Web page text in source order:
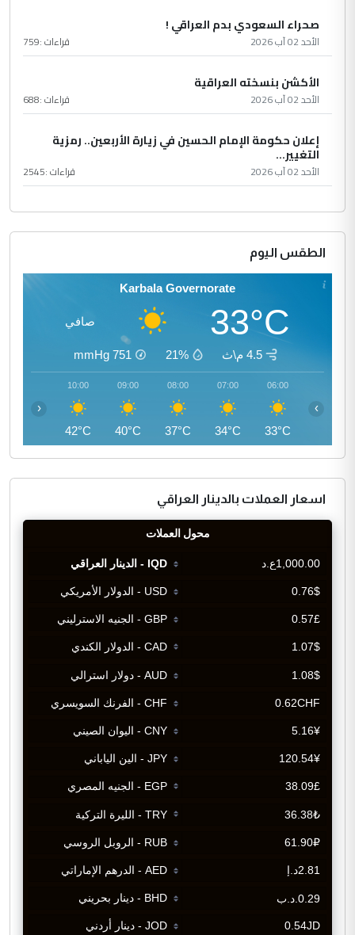
صحراء السعودي بدم العراقي !
الأحد 02 آب 2026 قراءات :759
الأكشن بنسخته العراقية
الأحد 02 آب 2026 قراءات :688
إعلان حكومة الإمام الحسين في زيارة الأربعين.. رمزية
التغيير...
الأحد 02 آب 2026 قراءات :2545
الطقس اليوم
Karbala Governorate
33°C صافي
4.5 م\ث 21%
751
mmHg
06:00
33°C
07:00
34°C
08:00
37°C
09:00
40°C
10:00
42°C
‹ ›
اسعار العملات بالدينار العراقي